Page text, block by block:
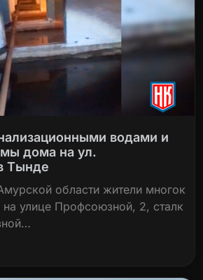
водами и
дома на ул.
Тынде
области жители многок
улице Профсоюзной, 2, сталк